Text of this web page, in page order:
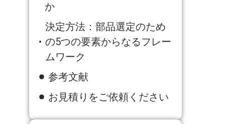
か
決定方法：部品選定のため
の5つの要素からなるフレー
ムワーク
参考文献
お見積りをご依頼ください